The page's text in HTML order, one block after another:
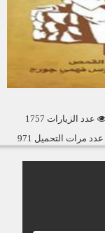
عدد الزيارات 1757
عدد مرات التحميل 971